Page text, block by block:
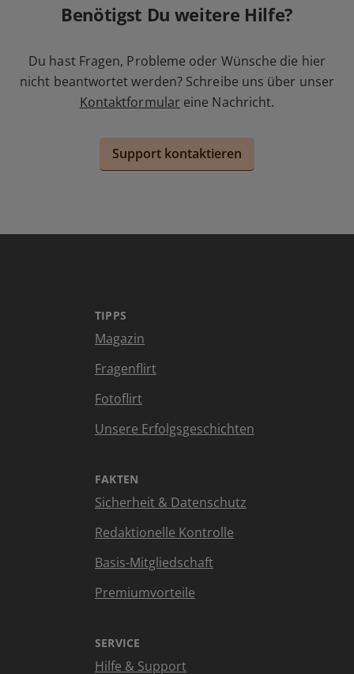
Benötigst Du weitere Hilfe?
Du hast Fragen, Probleme oder Wünsche die hier
nicht beantwortet werden? Schreibe uns über unser
Kontaktformular eine Nachricht.
Support kontaktieren
TIPPS
Magazin
Fragenflirt
Fotoflirt
Unsere Erfolgsgeschichten
FAKTEN
Sicherheit & Datenschutz
Redaktionelle Kontrolle
Basis-Mitgliedschaft
Premiumvorteile
SERVICE
Hilfe & Support